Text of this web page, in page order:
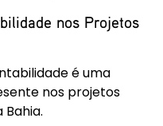
nos Projetos
é uma
nos projetos